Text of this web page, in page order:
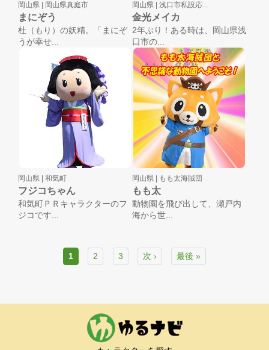
岡山県 | 岡山県真庭市
まにぞう
杜（もり）の妖精。「まにぞ
うが幸せ...
岡山県 | 浅口市私設応...
金光メイカ
2年ぶり！ある時は、岡山県浅
口市の...
岡山県 | 和気町
フジコちゃん
和気町ＰＲキャラクターのフ
ジコです...
岡山県 | もも太海賊団
もも太
動物園を飛び出して、瀬戸内
海から世...
1 2 3 次 › 最後 »